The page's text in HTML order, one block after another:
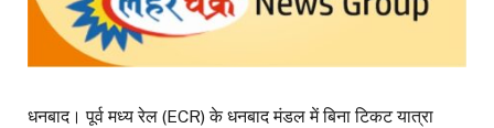
धनबाद। पूर्व मध्य रेल (ECR) के धनबाद मंडल में बिना टिकट यात्रा